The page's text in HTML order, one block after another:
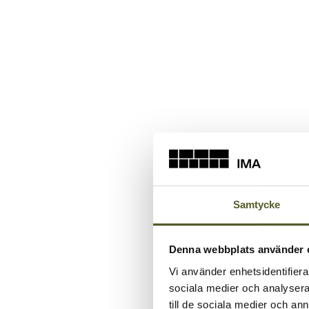
Samtycke
Denna webbplats använder
Vi använder
sociala medier och
till de sociala medier och